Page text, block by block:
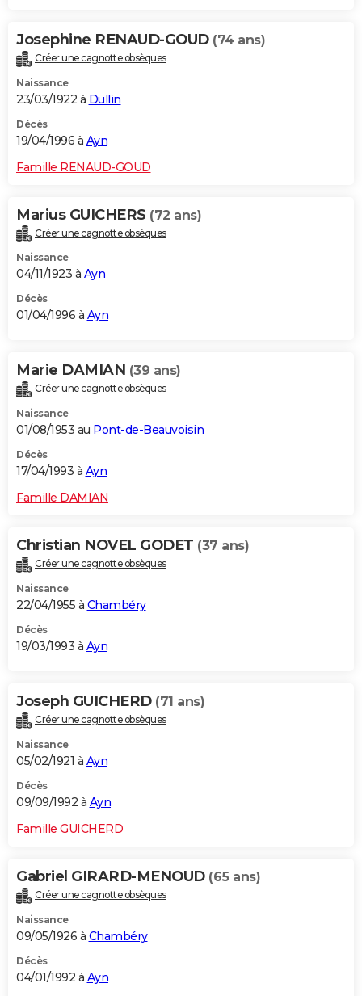
Josephine RENAUD-GOUD (74 ans)
Créer une cagnotte obsèques
Naissance
23/03/1922 à Dullin
Décès
19/04/1996 à Ayn
Famille RENAUD-GOUD
Marius GUICHERS (72 ans)
Créer une cagnotte obsèques
Naissance
04/11/1923 à Ayn
Décès
01/04/1996 à Ayn
Marie DAMIAN (39 ans)
Créer une cagnotte obsèques
Naissance
01/08/1953 au Pont-de-Beauvoisin
Décès
17/04/1993 à Ayn
Famille DAMIAN
Christian NOVEL GODET (37 ans)
Créer une cagnotte obsèques
Naissance
22/04/1955 à Chambéry
Décès
19/03/1993 à Ayn
Joseph GUICHERD (71 ans)
Créer une cagnotte obsèques
Naissance
05/02/1921 à Ayn
Décès
09/09/1992 à Ayn
Famille GUICHERD
Gabriel GIRARD-MENOUD (65 ans)
Créer une cagnotte obsèques
Naissance
09/05/1926 à Chambéry
Décès
04/01/1992 à Ayn